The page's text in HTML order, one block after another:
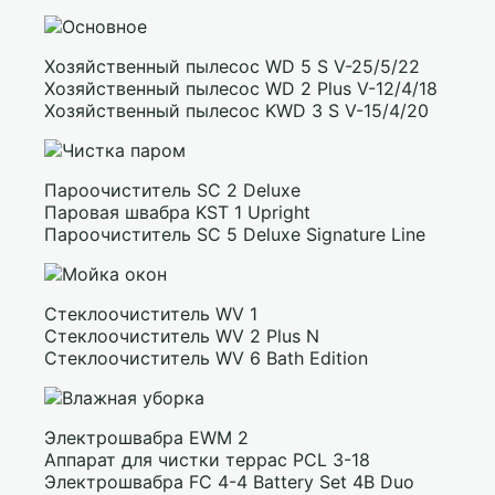
Хозяйственный пылесос WD 5 S V-25/5/22
Хозяйственный пылесос WD 2 Plus V-12/4/18
Хозяйственный пылесос KWD 3 S V-15/4/20
Пароочиститель SC 2 Deluxe
Паровая швабра KST 1 Upright
Пароочиститель SC 5 Deluxe Signature Line
Стеклоочиститель WV 1
Стеклоочиститель WV 2 Plus N
Стеклоочиститель WV 6 Bath Edition
Электрошвабра EWM 2
Аппарат для чистки террас PCL 3-18
Электрошвабра FC 4-4 Battery Set 4B Duo